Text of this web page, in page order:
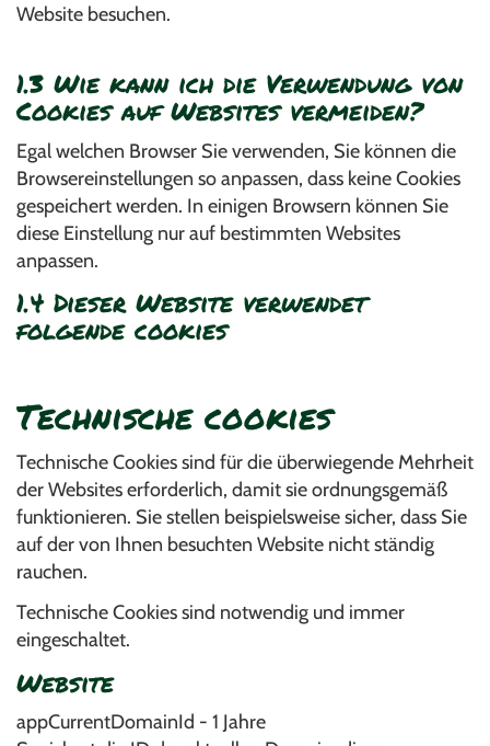
Website besuchen.
1.3 Wie kann ich die Verwendung von
Cookies auf Websites vermeiden?
Egal welchen Browser Sie verwenden, Sie können die
Browsereinstellungen so anpassen, dass keine Cookies
gespeichert werden. In einigen Browsern können Sie
diese Einstellung nur auf bestimmten Websites
anpassen.
1.4 Dieser Website verwendet
folgende cookies
Technische cookies
Technische Cookies sind für die überwiegende Mehrheit
der Websites erforderlich, damit sie ordnungsgemäß
funktionieren. Sie stellen beispielsweise sicher, dass Sie
auf der von Ihnen besuchten Website nicht ständig
rauchen.
Technische Cookies sind notwendig und immer
eingeschaltet.
Website
appCurrentDomainId - 1 Jahre